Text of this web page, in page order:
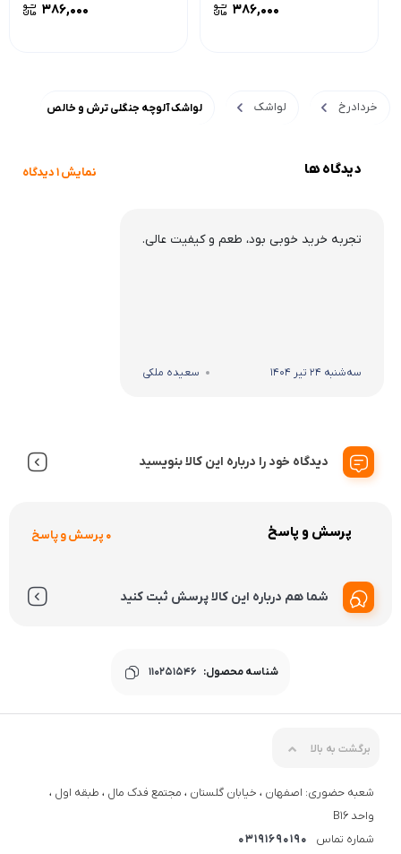
386,000
386,000
خردادرخ لواشک لواشک آلوچه جنگلی ترش و خالص
دیدگاه ها نمایش 1 دیدگاه
تجربه خرید خوبی بود، طعم و کیفیت عالی.
سه‌شنبه 24 تیر 1404 سعیده ملکی
دیدگاه خود را درباره این کالا بنویسید
پرسش و پاسخ 0 پرسش و پاسخ
شما هم درباره این کالا پرسش ثبت کنید
شناسه محصول: 110251546
برگشت به بالا
شعبه حضوری: اصفهان ، خیابان گلستان ، مجتمع فدک مال ، طبقه اول ،
واحد B16
شماره تماس
03191690190